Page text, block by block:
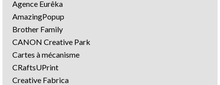
Agence Eurêka
AmazingPopup
Brother Family
CANON Creative Park
Cartes à mécanisme
CRaftsUPrint
Creative Fabrica